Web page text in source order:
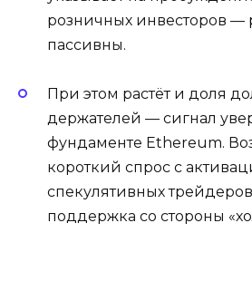
розничных инвесторов —
пассивны.
При этом растёт и доля
держателей — сигнал
фундаменте Ethereum.
короткий спрос с
спекулятивных
поддержка со стороны